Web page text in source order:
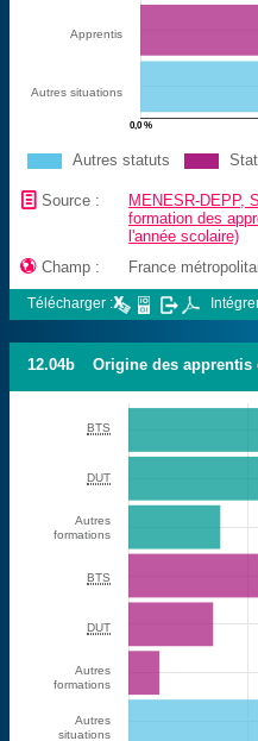
0,0 %
Apprentis
Autres situations
Autres statuts
📄 Source :
MENESR-DEPP,
formation des
l'année scolaire)
 Champ : France
Télécharger :
12.04b Origine des apprentis
BTS
DUT
Autres
formations
BTS
DUT
Autres
formations
Autres
situations